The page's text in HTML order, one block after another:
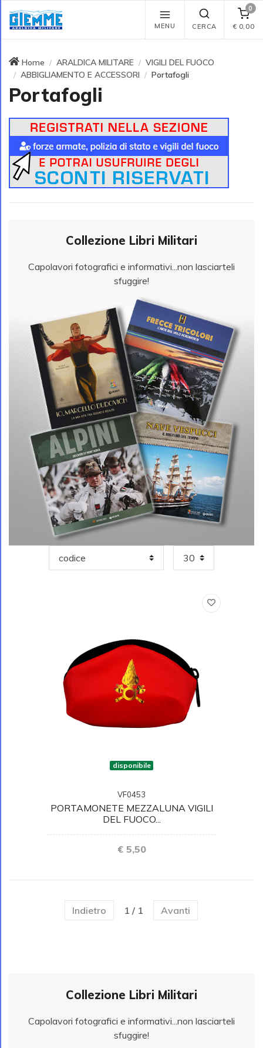
MENU CERCA
0
€ 0,00
Home ARALDICA MILITARE
VIGILI DEL FUOCO
ABBIGLIAMENTO E ACCESSORI
Portafogli
Portafogli
Collezione Libri Militari
Capolavori fotografici e informativi...non lasciarteli
sfuggire!
disponibile
VF0453
PORTAMONETE MEZZALUNA VIGILI
DEL FUOCO...
€ 5,50
Indietro 1 / 1 Avanti
Collezione Libri Militari
Capolavori fotografici e informativi...non lasciarteli
sfuggire!